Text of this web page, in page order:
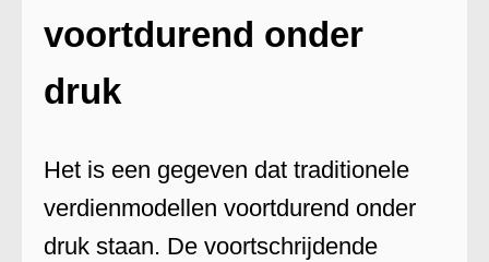
voortdurend onder
druk
Het is een gegeven dat traditionele
verdienmodellen voortdurend onder
druk staan. De voortschrijdende